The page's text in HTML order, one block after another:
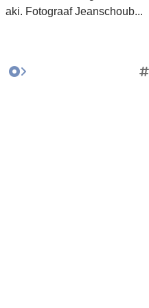
aki. Fotograaf Jeanschoub...